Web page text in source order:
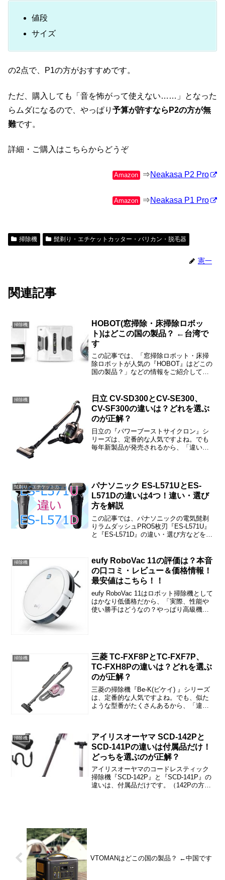
値段
サイズ
の2点で、P1の方がおすすめです。
ただ、購入しても「音を怖がって使えない……」となった
らムダになるので、やっぱり 予算が許すならP2の方が無
難です。
詳細・ご購入はこちらからどうぞ
Amazon ⇒Neakasa P2 Pro
Amazon ⇒Neakasa P1 Pro
掃除機 髭剃り・エチケットカッター・バリカン・脱毛器
憲一
関連記事
掃除機
HOBOT(窓掃除・床掃除ロボッ
ト)はどこの国の製品？ ←台湾で
す
この記事では、「窓掃除ロボット・床掃
除ロボットが人気の『HOBOT』はどこの
国の製品？」などの情報をご紹介してい
掃除機
日立 CV-SD300とCV-SE300、
CV-SF300の違いは？どれを選ぶ
のが正解？
日立の『パワーブーストサイクロン』シ
リーズは、定番的な人気ですよね。でも
毎年新製品が発売されるから、「違いは
髭剃り・エチケットカッター・バリカン・脱毛器
パナソニック ES-L571UとES-
L571Dの違いは4つ！違い・選び
方を解説
この記事では、パナソニックの電気髭剃
りラムダッシュPRO5枚刃『ES-L571U』
と『ES-L571D』の違い・選び方などをご
使えるか？」「モード」「充電方法」の3
つです。
掃除機
eufy RoboVac 11の評価は？本音
の口コミ・レビュー＆価格情報！
最安値はこちら！！
eufy RoboVac 11はロボット掃除機として
はかなり低価格だから、「実際、性能や
使い勝手はどうなの？やっぱり高級機種
掃除機
三菱 TC-FXF8PとTC-FXF7P、
TC-FXH8Pの違いは？どれを選ぶ
のが正解？
三菱の掃除機『Be-K(ビケイ) 』シリーズ
は、定番的な人気ですよね。でも、似た
ような型番がたくさんあるから、「違い
掃除機
アイリスオーヤマ SCD-142Pと
SCD-141Pの違いは付属品だけ！
どっちを選ぶのが正解？
アイリスオーヤマのコードレスティック
掃除機『SCD-142P』と『SCD-141P』の
違いは、付属品だけです。（142Pの方が
VTOMANはどこの国の製品？ ←中国です